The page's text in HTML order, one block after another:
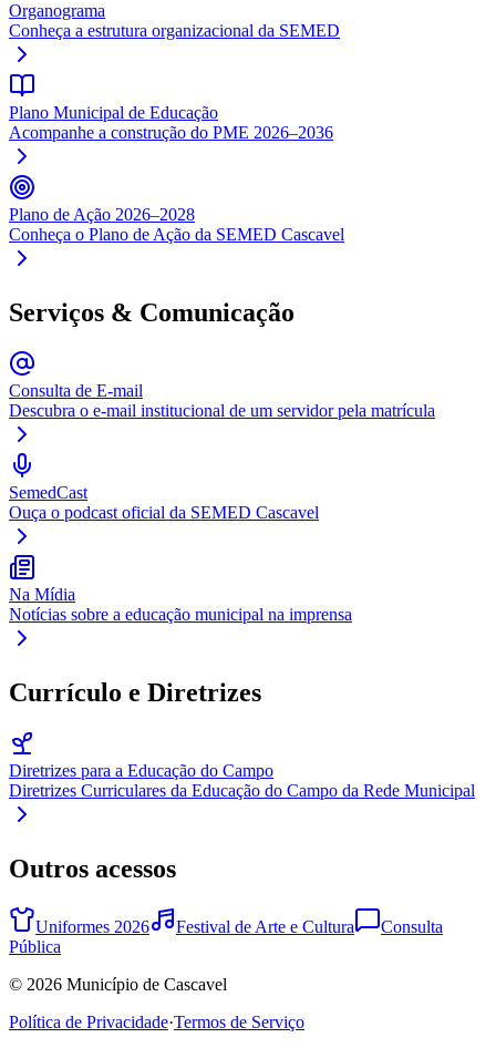
Organograma
Conheça a estrutura organizacional da SEMED
Plano Municipal de Educação
Acompanhe a construção do PME 2026–2036
Plano de Ação 2026–2028
Conheça o Plano de Ação da SEMED Cascavel
Serviços & Comunicação
Consulta de E-mail
Descubra o e-mail institucional de um servidor pela matrícula
SemedCast
Ouça o podcast oficial da SEMED Cascavel
Na Mídia
Notícias sobre a educação municipal na imprensa
Currículo e Diretrizes
Diretrizes para a Educação do Campo
Diretrizes Curriculares da Educação do Campo da Rede Municipal
Outros acessos
Uniformes 2026 Festival de Arte e Cultura
Consulta
Pública
© 2026 Município de Cascavel
Política de Privacidade·Termos de Serviço